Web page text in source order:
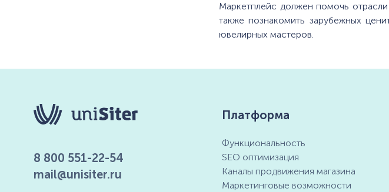
Маркетплейс должен помочь
также познакомить зарубежных
ювелирных мастеров.
8 800 551-22-54
mail@unisiter.ru
Платформа
Функциональность
SEO оптимизация
Каналы продвижения магазина
Маркетинговые возможности